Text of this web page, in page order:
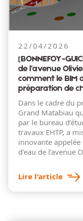
22/04/2026
[BONNEFOY-
de l’avenue
comment le BIM
préparation de
Dans le cadre du
Grand Matabiau
par le bureau
travaux EHTP, a
innovante
d’eau de l’avenue
Lire l'article